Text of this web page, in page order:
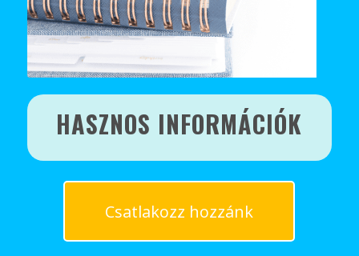
HASZNOS INFORMÁCIÓK
Csatlakozz hozzánk